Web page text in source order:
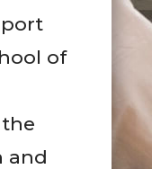
of
the
and